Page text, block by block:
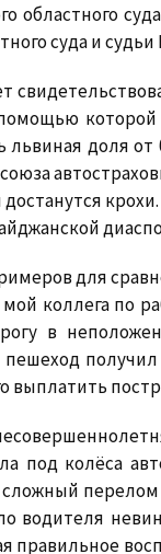
областного
суда и
которой
львиная доля
крохи.
для
коллега по
в
выплатить
под колёса
перелом
водителя
правильное